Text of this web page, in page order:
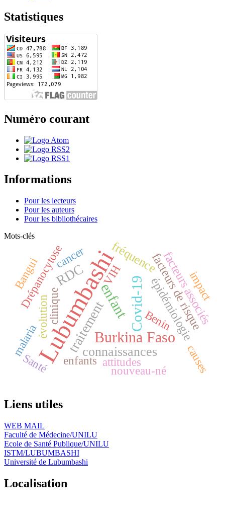
Statistiques
Numéro courant
Informations
Pour les lecteurs
Pour les auteurs
Pour les bibliothécaires
Mots-clés
LubumbashiBurkina Faso
Covid-19
enfant
RDC
traitement
connaissances
épidémiologie
facteurs de risque
facteurs associés
fréquence
clinique
évolution
VIH
Drépanocytose
Bangui
Benin
cancer
attitudes
nouveau-né
enfants
Santé causes
malaria
impact
Liens utiles
WEB MAIL
Faculté de Médecine/UNILU
Ecole de Santé Publique/UNILU
ISTM/LUBUMBASHI
Université de Lubumbashi
Localisation